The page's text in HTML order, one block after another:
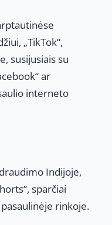
„TikTok“,
susijusiais su
ar
interneto
Indijoje,
sparčiai
rinkoje.